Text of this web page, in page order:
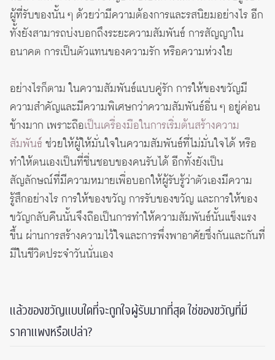
ผู้ที่รับของนั้น ๆ ด้วยว่ามีความต้องการและรสนิยมอย่างไร อีก
ทั้งยังสามารถบ่งบอกถึงระยะความสัมพันธ์ การสัญญาใน
อนาคต การเป็นตัวแทนของความรัก หรือความห่วงใย
อย่างไรก็ตาม ในความสัมพันธ์แบบคู่รัก การให้ของขวัญมี
ความสำคัญและมีความพิเศษกว่าความสัมพันธ์อื่น ๆ อยู่ค่อน
ข้างมาก เพราะถือเป็นเครื่องมือในการเริ่มต้นสร้างความ
สัมพันธ์ ช่วยให้ผู้ให้มั่นใจในความสัมพันธ์ที่ไม่มั่นใจได้ หรือ
ทำให้ตนเองเป็นที่ชื่นชอบของคนรับได้ อีกทั้งยังเป็น
สัญลักษณ์ที่มีความหมายเพื่อบอกให้ผู้รับรู้ว่าตัวเองมีความ
รู้สึกอย่างไร การให้ของขวัญ การรับของขวัญ และการให้ของ
ขวัญกลับคืนนั้นจึงถือเป็นการทำให้ความสัมพันธ์นั้นแข็งแรง
ขึ้น ผ่านการสร้างความไว้ใจและการพึ่งพาอาศัยซึ่งกันและกันที่
มีในชีวิตประจำวันนั่นเอง
แล้วของขวัญแบบใดที่จะถูกใจผู้รับมากที่สุด ใช่ของขวัญที่มี
ราคาแพงหรือเปล่า?